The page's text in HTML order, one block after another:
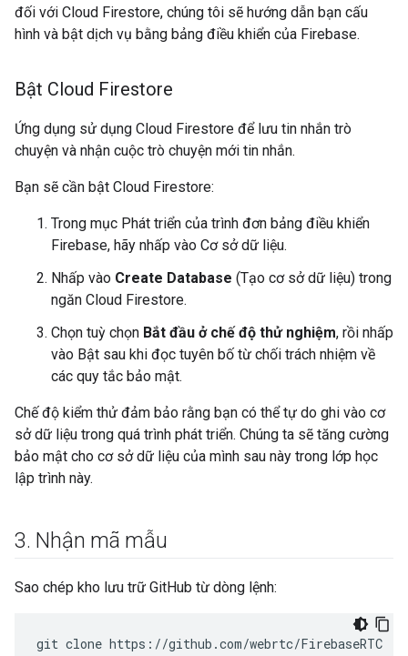
đối với Cloud Firestore, chúng tôi sẽ hướng dẫn bạn cấu
hình và bật dịch vụ bằng bảng điều khiển của Firebase.
Bật Cloud Firestore
Ứng dụng sử dụng Cloud Firestore để lưu tin nhắn trò
chuyện và nhận cuộc trò chuyện mới tin nhắn.
Bạn sẽ cần bật Cloud Firestore:
Trong mục Phát triển của trình đơn bảng điều khiển
Firebase, hãy nhấp vào Cơ sở dữ liệu.
Nhấp vào Create Database (Tạo cơ sở dữ liệu) trong
ngăn Cloud Firestore.
Chọn tuỳ chọn Bắt đầu ở chế độ thử nghiệm, rồi nhấp
vào Bật sau khi đọc tuyên bố từ chối trách nhiệm về
các quy tắc bảo mật.
Chế độ kiểm thử đảm bảo rằng bạn có thể tự do ghi vào cơ
sở dữ liệu trong quá trình phát triển. Chúng ta sẽ tăng cường
bảo mật cho cơ sở dữ liệu của mình sau này trong lớp học
lập trình này.
3. Nhận mã mẫu
Sao chép kho lưu trữ GitHub từ dòng lệnh:
git clone